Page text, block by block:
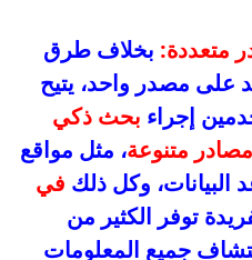
بخلاف طرق
على مصدر واحد، يتيح
إجراء بحث ذكي
متنوعة، مثل مواقع
البيانات، وكل ذلك في
توفر الكثير من
جميع المعلومات